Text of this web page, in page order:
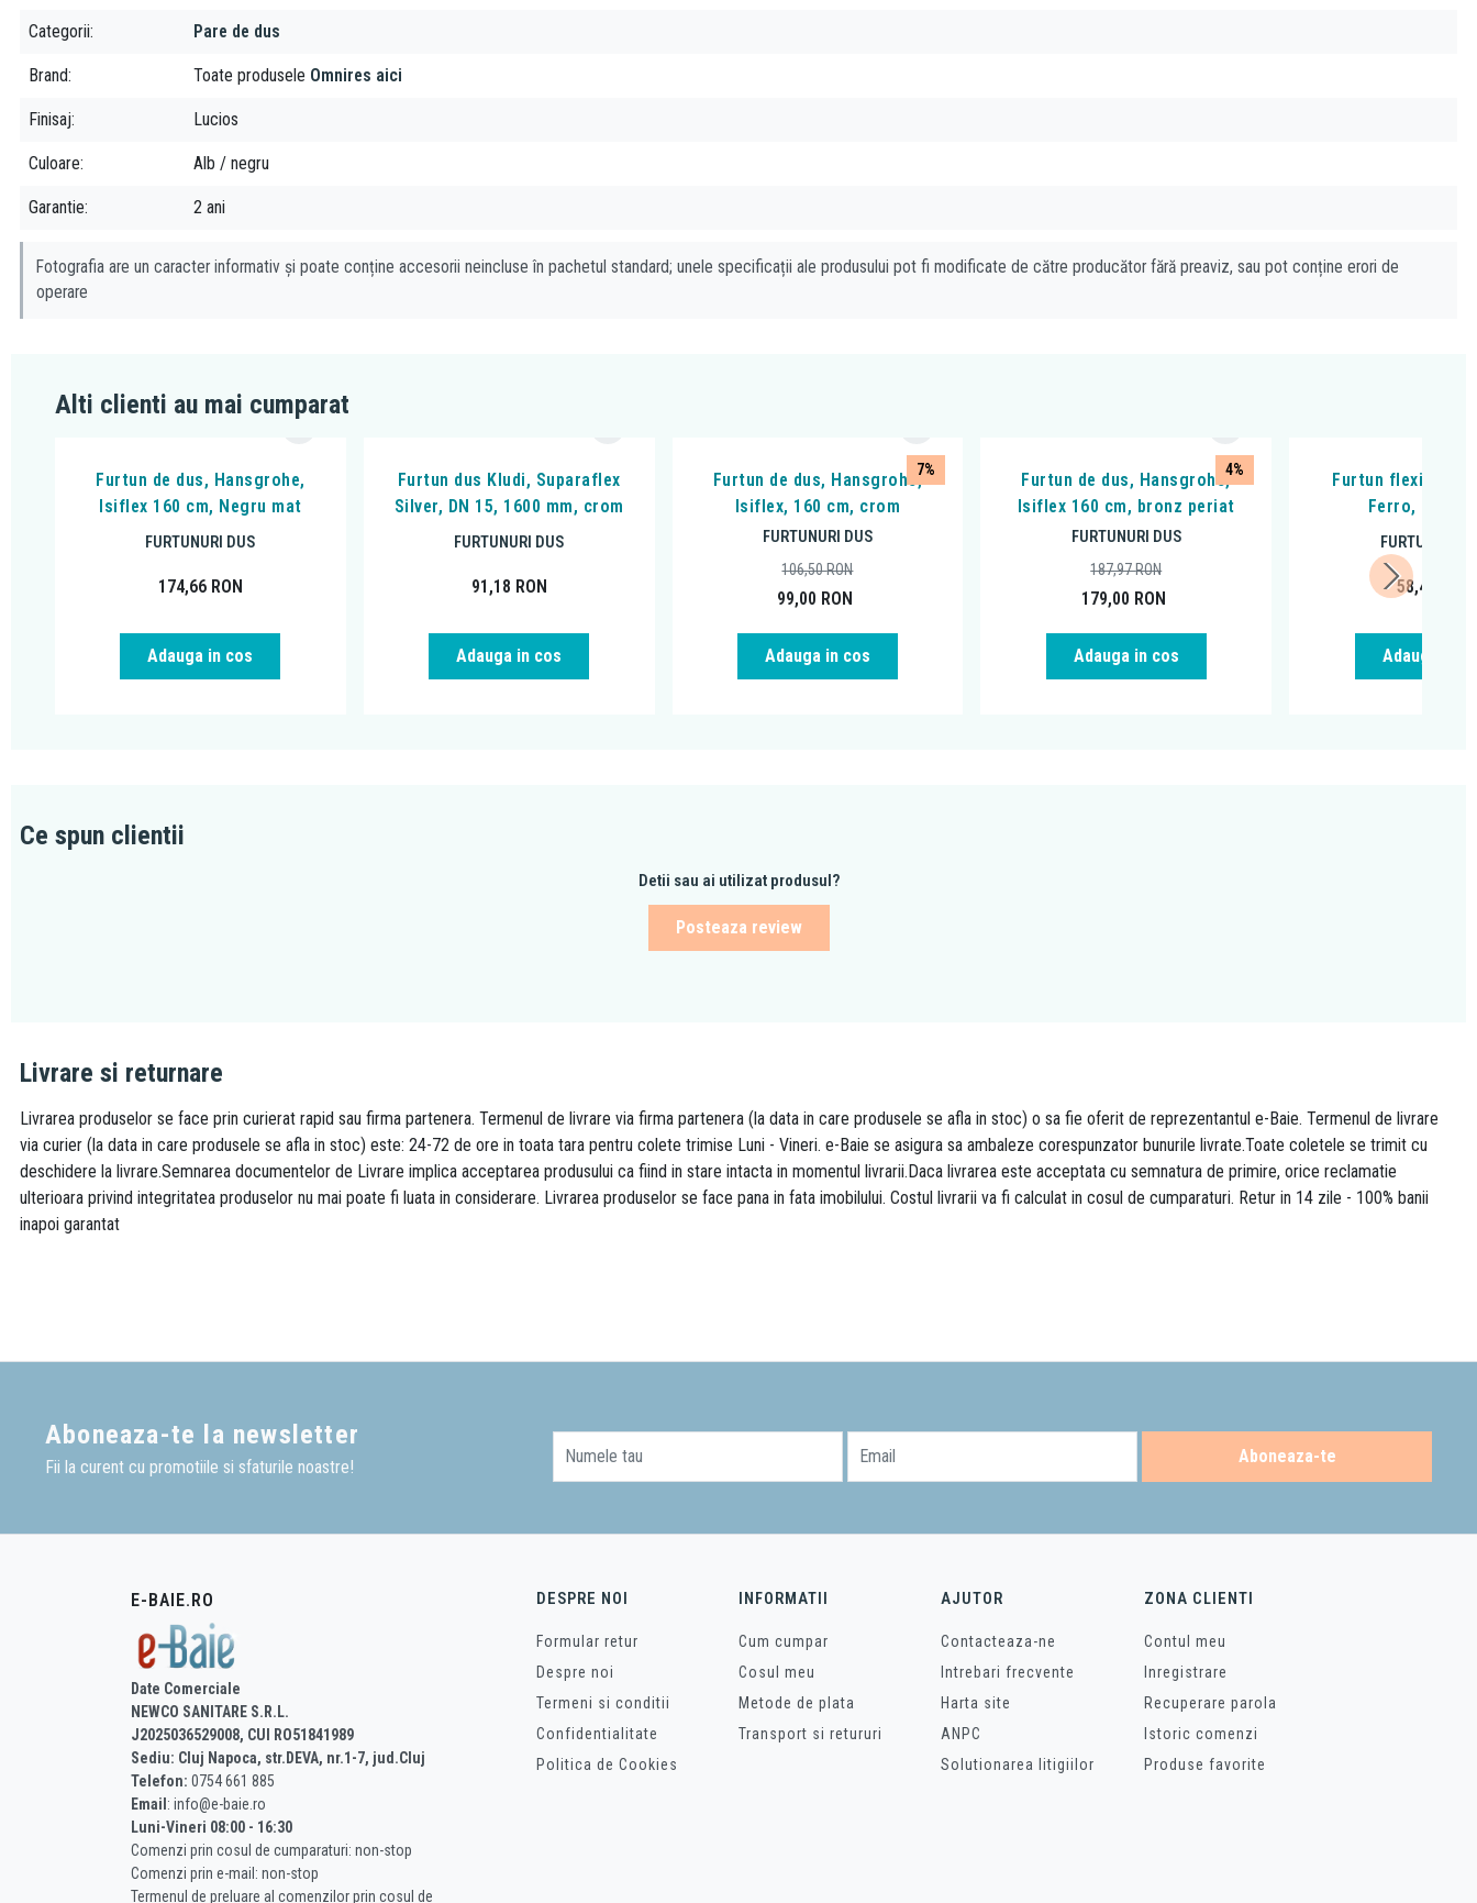
Categorii Pare de dus
Brand Toate produsele Omnires aici
Finisaj Lucios
Culoare Alb / negru
Garantie 2 ani
Fotografia are un caracter informativ și poate conține accesorii neincluse în pachetul standard; unele specificații ale produsului pot fi modificate de către producător fără preaviz, sau pot conține erori de
operare
Alti clienti au mai cumparat
Furtun de dus, Hansgrohe,
Isiflex 160 cm, Negru mat
FURTUNURI DUS
174,66 RON
Adauga in cos
Furtun dus Kludi, Suparaflex
Silver, DN 15, 1600 mm, crom
FURTUNURI DUS
91,18 RON
Adauga in cos
7%
Furtun de dus, Hansgrohe,
Isiflex, 160 cm, crom
FURTUNURI DUS
99,00 RON
106,50RON
Adauga in cos
4%
Furtun de dus, Hansgrohe,
Isiflex 160 cm, bronz periat
FURTUNURI DUS
179,00 RON
187,97RON
Adauga in cos
Furtun flexibil
Ferro, negru
FURTUNURI
58,49
Adauga in
Ce spun clientii
Detii sau ai utilizat produsul?
Posteaza review
Livrare si returnare
Livrarea produselor se face prin curierat rapid sau firma partenera. Termenul de livrare via firma partenera (la data in care produsele se afla in stoc) o sa fie oferit de reprezentantul e-Baie. Termenul de livrare
via curier (la data in care produsele se afla in stoc) este: 24-72 de ore in toata tara pentru colete trimise Luni - Vineri. e-Baie se asigura sa ambaleze corespunzator bunurile livrate.Toate coletele se trimit cu
deschidere la livrare.Semnarea documentelor de Livrare implica acceptarea produsului ca fiind in stare intacta in momentul livrarii.Daca livrarea este acceptata cu semnatura de primire, orice reclamatie
ulterioara privind integritatea produselor nu mai poate fi luata in considerare. Livrarea produselor se face pana in fata imobilului. Costul livrarii va fi calculat in cosul de cumparaturi. Retur in 14 zile - 100% banii
inapoi garantat
Aboneaza-te la newsletter
Fii la curent cu promotiile si sfaturile noastre!
Numele tau Email Aboneaza-te
E-BAIE.RO
Date Comerciale
NEWCO SANITARE S.R.L.
J2025036529008, CUI RO51841989
Sediu: Cluj Napoca, str.DEVA, nr.1-7, jud.Cluj
Telefon: 0754 661 885
Email : info@e-baie.ro
Luni-Vineri 08:00 - 16:30
Comenzi prin cosul de cumparaturi: non-stop
Comenzi prin e-mail: non-stop
Termenul de preluare al comenzilor prin cosul de
DESPRE NOI
Formular retur
Despre noi
Termeni si conditii
Confidentialitate
Politica de Cookies
INFORMATII
Cum cumpar
Cosul meu
Metode de plata
Transport si retururi
AJUTOR
Contacteaza-ne
Intrebari frecvente
Harta site
ANPC
Solutionarea litigiilor
ZONA CLIENTI
Contul meu
Inregistrare
Recuperare parola
Istoric comenzi
Produse favorite